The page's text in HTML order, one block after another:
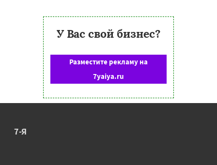
У Вас свой бизнес?
Разместите рекламу на
7yaiya.ru
7-Я